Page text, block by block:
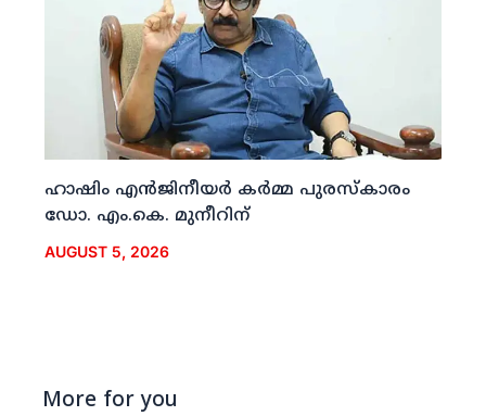
ഹാഷിം എന്‍ജിനീയര്‍ കര്‍മ്മ പുരസ്‌കാരം
ഡോ. എം.കെ. മുനീറിന്
AUGUST 5, 2026
More for you